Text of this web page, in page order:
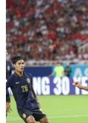
Ông Nguyễn Hữu
thang máy.
Ngày 21/4,
Thành phố Hồ